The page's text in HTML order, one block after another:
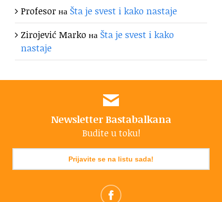
Profesorна Šta je svest i kako nastaje
Zirojević Marko на Šta je svest i kako
nastaje
Newsletter Bastabalkana
Budite u toku!
Prijavite se na listu sada!